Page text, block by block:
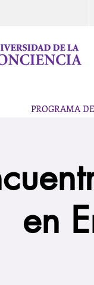
PROGRAMA
en